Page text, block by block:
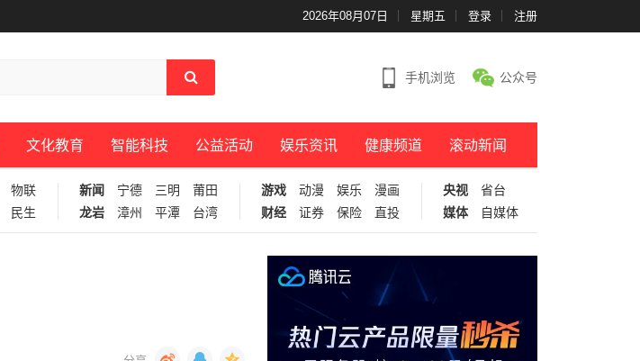
2026年08月07日 星期五 登录 注册
手机浏览 公众号
文化教育 智能科技 公益活动 娱乐资讯 健康频道 滚动新闻
物联
民生
新闻 宁德 三明
莆田
龙岩
漳州 平潭 台湾
游戏 动漫 娱乐
漫画
财经
证券 保险 直投
央视
省台
媒体
自媒体